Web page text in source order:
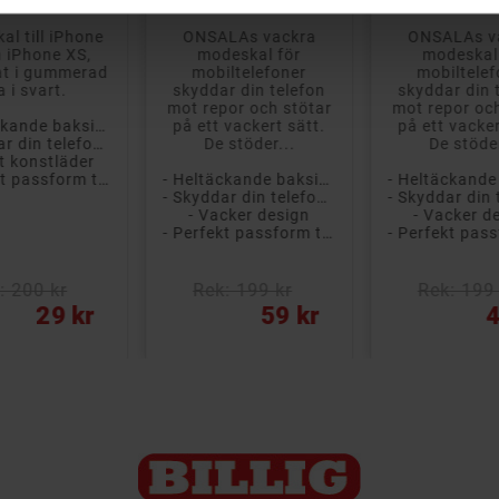
till iPhone
iPhone XS,
i gummerad
i svart.
konstläder
29 kr
ONSALAs vackra
modeskal för
mobiltelefoner
skyddar din telefon
mot repor och stötar
på ett vackert sätt.
De stöder...
- Vacker design
59 kr
ONSALAs
skyddar din
mot repor
på ett
De
- Vacker